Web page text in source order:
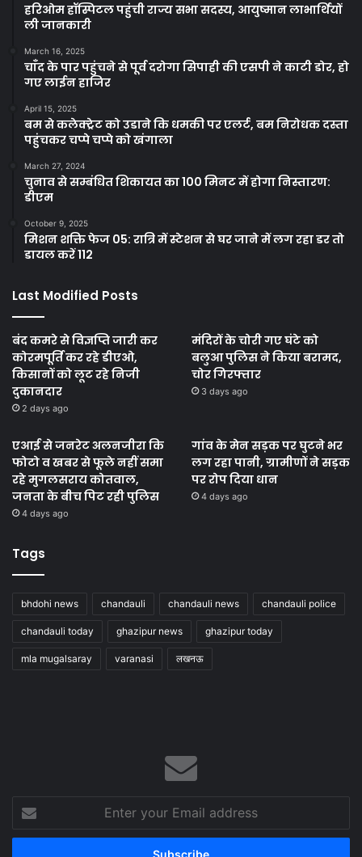
हरिओम हॉस्पिटल पहुंची राज्य सभा सदस्य, आयुष्मान लाभार्थियों
ली जानकारी
March 16, 2025
चाँद के पार पहुंचने से पूर्व दरोगा सिपाही की एसपी ने काटी डोर, हो
गए लाईन हाजिर
April 15, 2025
बम से कलेक्ट्रेट को उडाने कि धमकी पर एलर्ट, बम निरोधक दस्ता
पहुंचकर चप्पे चप्पे को खंगाला
March 27, 2024
चुनाव से सम्बंधित शिकायत का 100 मिनट में होगा निस्तारण:
डीएम
October 9, 2025
मिशन शक्ति फेज 05: रात्रि में स्टेशन से घर जाने में लग रहा डर तो
डायल करें 112
Last Modified Posts
बंद कमरे से विज्ञप्ति जारी कर
कोरमपूर्ति कर रहे डीएओ,
किसानों को लूट रहे निजी
दुकानदार
2 days ago
मंदिरों के चोरी गए घंटे को
बलुआ पुलिस ने किया बरामद,
चोर गिरफ्तार
3 days ago
एआई से जनरेट अलनजीरा कि
फोटो व खबर से फूले नहीं समा
रहे मुगलसराय कोतवाल,
जनता के बीच पिट रही पुलिस
4 days ago
गांव के मेन सड़क पर घुटने भर
लग रहा पानी, ग्रामीणों ने सड़क
पर रोप दिया धान
4 days ago
Tags
bhdohi news chandauli chandauli news chandauli police
chandauli today ghazipur news ghazipur today
mla mugalsaray varanasi लखनऊ
your
Email